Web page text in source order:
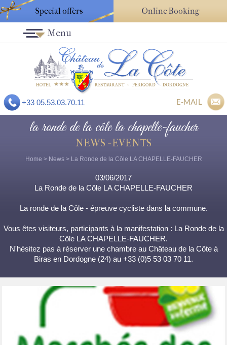
Special offers Online Booking
+33 05.53.03.70.11 E-MAIL
Menu
la ronde de la côle la chapelle-faucher
NEWS - EVENTS
Home > News> La Ronde de la Côle LA CHAPELLE-FAUCHER
03/06/2017
La Ronde de la Côle LA CHAPELLE-FAUCHER
La ronde de la Côle - épreuve cycliste dans la commune.
Vous êtes visiteurs, participants à la manifestation : La Ronde de la
Côle LA CHAPELLE-FAUCHER.
N'hésitez pas à réserver une chambre au Château de la Côte à
Biras en Dordogne (24) au +33 (0)5 53 03 70 11.